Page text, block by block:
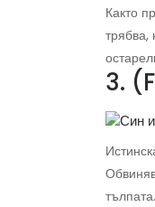
Както
трябва,
3.